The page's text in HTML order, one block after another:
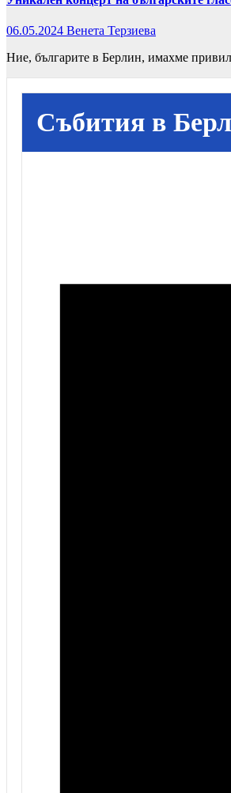
06.05.2024 Венета Терзиева
Ние, българите в Берлин, имахме
Събития в